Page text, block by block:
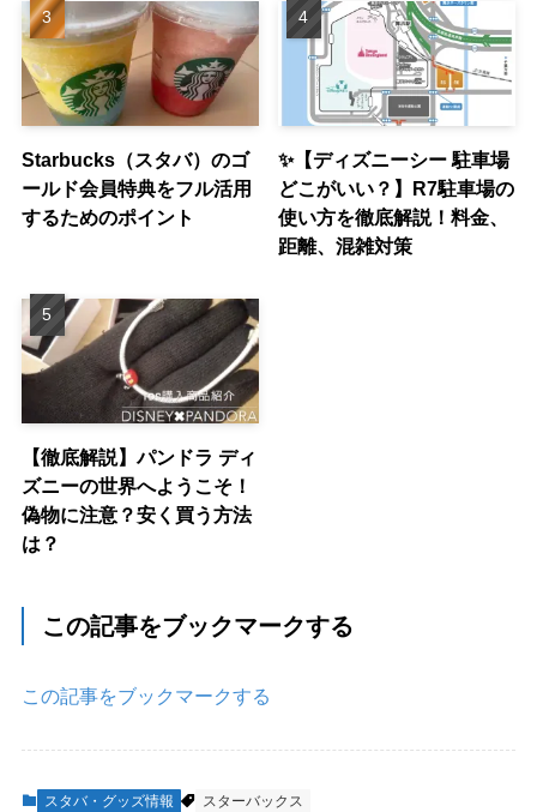
Starbucks（スタバ）のゴ
ールド会員特典をフル活用
するためのポイント
✨【ディズニーシー 駐車場
どこがいい？】R7駐車場の
使い方を徹底解説！料金、
距離、混雑対策
【徹底解説】パンドラ ディ
ズニーの世界へようこそ！
偽物に注意？安く買う方法
は？
この記事をブックマークする
この記事をブックマークする
スタバ・グッズ情報 スターバックス